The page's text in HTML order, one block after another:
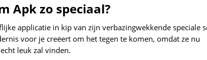
Apk zo speciaal?
applicatie in kip van zijn verbazingwekkende speciale
voor je creëert om het tegen te komen, omdat ze nu
leuk zal vinden.